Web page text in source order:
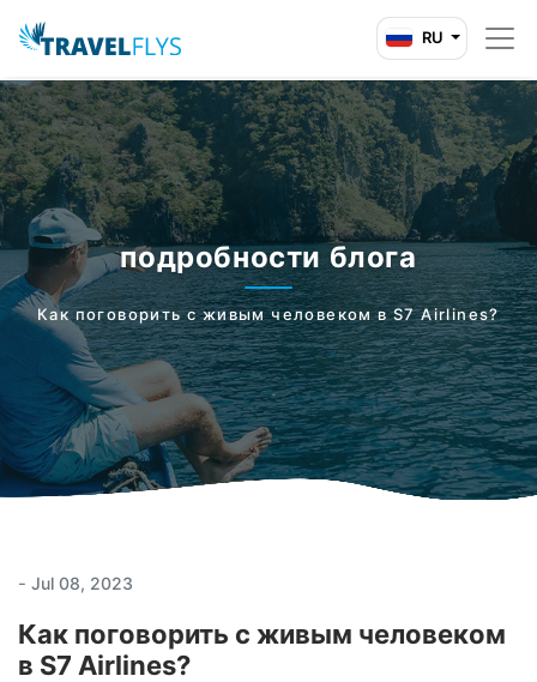
RU
подробности блога
Как поговорить с живым человеком в S7 Airlines?
- Jul 08, 2023
Как поговорить с живым человеком
в S7 Airlines?